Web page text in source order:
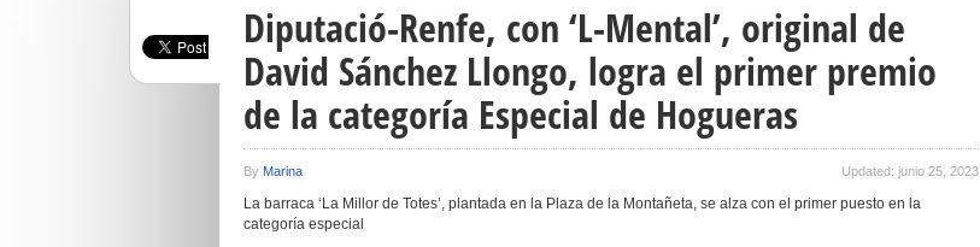
Diputació-Renfe, con ‘L-Mental’, original de
David Sánchez Llongo, logra el primer premio
de la categoría Especial de Hogueras
By Marina Updated: junio 25, 2023
La barraca ‘La Millor de Totes’, plantada en la Plaza de la Montañeta, se alza con el primer puesto en la
categoría especial